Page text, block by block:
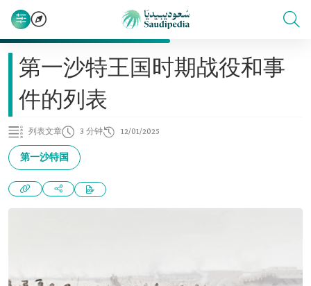
第一沙特王国时期战役和事
件的列表
列表文章 3 分钟 12/01/2025
第一沙特国